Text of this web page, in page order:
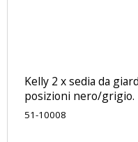
Kelly 2 x sedia da
posizioni nero/grigio.
51-10008